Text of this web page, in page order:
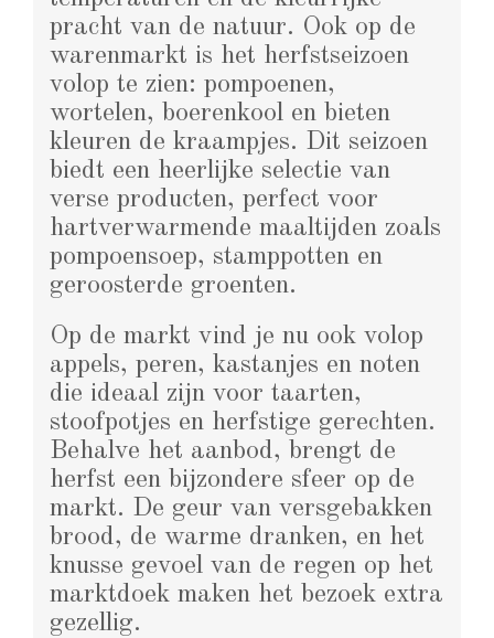
pracht van de natuur. Ook op de
warenmarkt is het herfstseizoen
volop te zien: pompoenen,
wortelen, boerenkool en bieten
kleuren de kraampjes. Dit seizoen
biedt een heerlijke selectie van
verse producten, perfect voor
hartverwarmende maaltijden zoals
pompoensoep, stamppotten en
geroosterde groenten.
Op de markt vind je nu ook volop
appels, peren, kastanjes en noten
die ideaal zijn voor taarten,
stoofpotjes en herfstige gerechten.
Behalve het aanbod, brengt de
herfst een bijzondere sfeer op de
markt. De geur van versgebakken
brood, de warme dranken, en het
knusse gevoel van de regen op het
marktdoek maken het bezoek extra
gezellig.